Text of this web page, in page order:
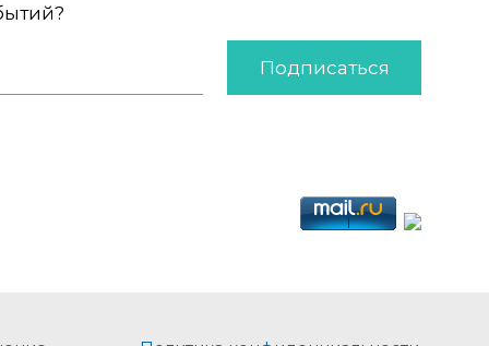
Подписаться